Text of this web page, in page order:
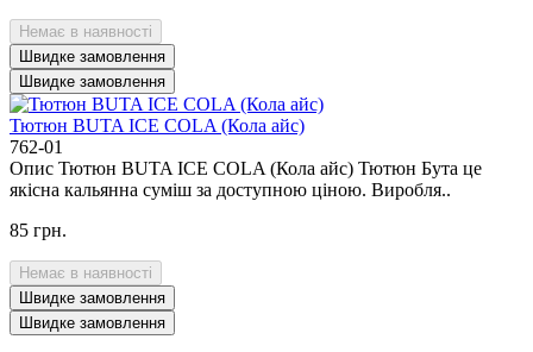
Немає в наявності
Швидке замовлення
Швидке замовлення
Тютюн BUTA ICE COLA (Кола айс)
762-01
Опис Тютюн BUTA ICE COLA (Кола айс) Тютюн Бута це
якісна кальянна суміш за доступною ціною. Виробля..
85 грн.
Немає в наявності
Швидке замовлення
Швидке замовлення